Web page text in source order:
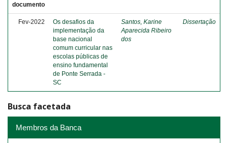
documento
Fev-2022
Os desafios da
implementação da
base nacional
comum curricular nas
escolas públicas de
ensino fundamental
de Ponte Serrada -
SC
Santos, Karine
Aparecida Ribeiro
dos
Dissertação
Busca facetada
Membros da Banca